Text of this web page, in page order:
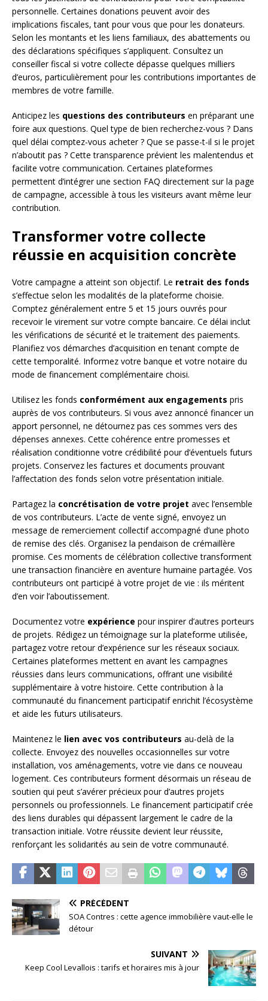
personnelle. Certaines donations peuvent avoir des
implications fiscales, tant pour vous que pour les donateurs.
Selon les montants et les liens familiaux, des abattements ou
des déclarations spécifiques s’appliquent. Consultez un
conseiller fiscal si votre collecte dépasse quelques milliers
d’euros, particulièrement pour les contributions importantes de
membres de votre famille.
Anticipez les questions des contributeurs en préparant une
foire aux questions. Quel type de bien recherchez-vous ? Dans
quel délai comptez-vous acheter ? Que se passe-t-il si le projet
n’aboutit pas ? Cette transparence prévient les malentendus et
facilite votre communication. Certaines plateformes
permettent d’intégrer une section FAQ directement sur la page
de campagne, accessible à tous les visiteurs avant même leur
contribution.
Transformer votre collecte
réussie en acquisition concrète
Votre campagne a atteint son objectif. Le retrait des fonds
s’effectue selon les modalités de la plateforme choisie.
Comptez généralement entre 5 et 15 jours ouvrés pour
recevoir le virement sur votre compte bancaire. Ce délai inclut
les vérifications de sécurité et le traitement des paiements.
Planifiez vos démarches d’acquisition en tenant compte de
cette temporalité. Informez votre banque et votre notaire du
mode de financement complémentaire choisi.
Utilisez les fonds conformément aux engagements pris
auprès de vos contributeurs. Si vous avez annoncé financer un
apport personnel, ne détournez pas ces sommes vers des
dépenses annexes. Cette cohérence entre promesses et
réalisation conditionne votre crédibilité pour d’éventuels futurs
projets. Conservez les factures et documents prouvant
l’affectation des fonds selon votre présentation initiale.
Partagez la concrétisation de votre projet avec l’ensemble
de vos contributeurs. L’acte de vente signé, envoyez un
message de remerciement collectif accompagné d’une photo
de remise des clés. Organisez la pendaison de crémaillère
promise. Ces moments de célébration collective transforment
une transaction financière en aventure humaine partagée. Vos
contributeurs ont participé à votre projet de vie : ils méritent
d’en voir l’aboutissement.
Documentez votre expérience pour inspirer d’autres porteurs
de projets. Rédigez un témoignage sur la plateforme utilisée,
partagez votre retour d’expérience sur les réseaux sociaux.
Certaines plateformes mettent en avant les campagnes
réussies dans leurs communications, offrant une visibilité
supplémentaire à votre histoire. Cette contribution à la
communauté du financement participatif enrichit l’écosystème
et aide les futurs utilisateurs.
Maintenez le lien avec vos contributeurs au-delà de la
collecte. Envoyez des nouvelles occasionnelles sur votre
installation, vos aménagements, votre vie dans ce nouveau
logement. Ces contributeurs forment désormais un réseau de
soutien qui peut s’avérer précieux pour d’autres projets
personnels ou professionnels. Le financement participatif crée
des liens durables qui dépassent largement le cadre de la
transaction initiale. Votre réussite devient leur réussite,
renforçant les solidarités au sein de votre communauté.
PRÉCÉDENT
SOA Contres : cette agence immobilière vaut-elle le
détour
SUIVANT
Keep Cool Levallois : tarifs et horaires mis à jour